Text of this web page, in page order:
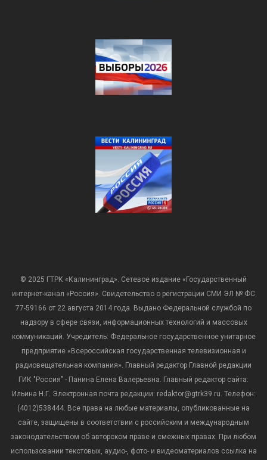
© 2025 ГТРК «Калининград». Сетевое издание «Государственный
интернет-канал «Россия». Свидетельство о регистрации СМИ ЭЛ № ФС
77-59166 от 22 августа 2014 года. Выдано Федеральной службой по
надзору в сфере связи, информационных технологий и массовых
коммуникаций. Учредитель: Федеральное государственное унитарное
предприятие «Всероссийская государственная телевизионная и
радиовещательная компания». Главный редактор Главной редакции
ГИК "Россия" - Панина Елена Валерьевна. Главный редактор сайта:
Ильина Н.Г. Электронная почта редакции: redaktor@gtrk39.ru. Телефон:
(4012)538444. Все права на любые материалы, опубликованные на
сайте, защищены в соответствии с российским и международным
законодательством об авторском праве и смежных правах. При любом
использовании текстовых, аудио-, фото- и видеоматериалов ссылка на